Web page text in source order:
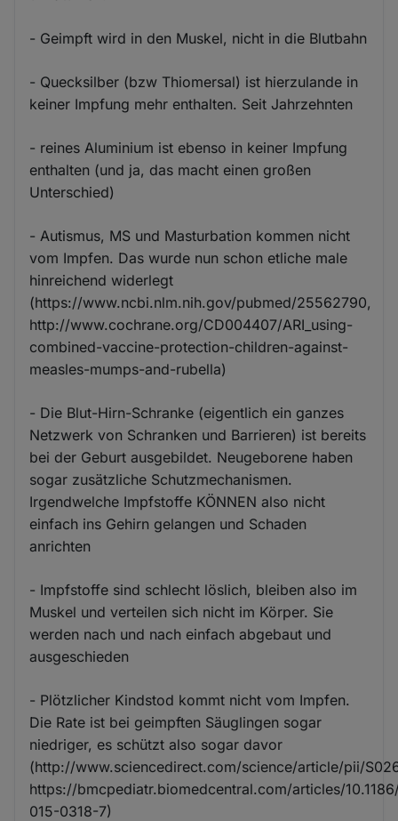
- Geimpft wird in den Muskel, nicht in die Blutbahn
- Quecksilber (bzw Thiomersal) ist hierzulande in
keiner Impfung mehr enthalten. Seit Jahrzehnten
- reines Aluminium ist ebenso in keiner Impfung
enthalten (und ja, das macht einen großen
Unterschied)
- Autismus, MS und Masturbation kommen nicht
vom Impfen. Das wurde nun schon etliche male
hinreichend widerlegt
(https://www.ncbi.nlm.nih.gov/pubmed/25562790,
http://www.cochrane.org/CD004407/ARI_using-
combined-vaccine-protection-children-against-
measles-mumps-and-rubella)
- Die Blut-Hirn-Schranke (eigentlich ein ganzes
Netzwerk von Schranken und Barrieren) ist bereits
bei der Geburt ausgebildet. Neugeborene haben
sogar zusätzliche Schutzmechanismen.
Irgendwelche Impfstoffe KÖNNEN also nicht
einfach ins Gehirn gelangen und Schaden
anrichten
- Impfstoffe sind schlecht löslich, bleiben also im
Muskel und verteilen sich nicht im Körper. Sie
werden nach und nach einfach abgebaut und
ausgeschieden
- Plötzlicher Kindstod kommt nicht vom Impfen.
Die Rate ist bei geimpften Säuglingen sogar
niedriger, es schützt also sogar davor
(http://www.sciencedirect.com/science/article/pii/
https://bmcpediatr.biomedcentral.com/articles/
015-0318-7)